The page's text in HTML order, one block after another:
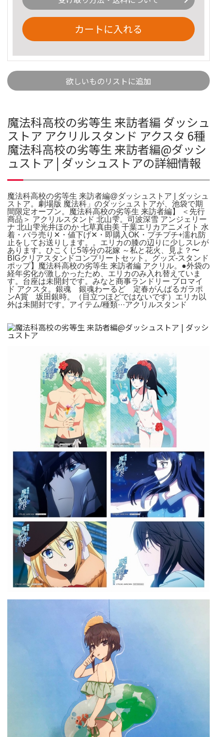
カートに入れる
欲しいものリストに追加
魔法科高校の劣等生 来訪者編 ダッシュ
ストア アクリルスタンド アクスタ 6種
魔法科高校の劣等生 来訪者編@ダッシ
ュストア | ダッシュストアの詳細情報
魔法科高校の劣等生 来訪者編@ダッシュストア | ダッシュ
ストア。劇場版 魔法科」のダッシュストアが、池袋で期
間限定オープン。魔法科高校の劣等生 来訪者編】 ＜先行
商品＞ アクリルスタンド 北山雫。司波深雪 アンジェリー
ナ 北山雫光井ほのか 七草真由美 千葉エリカアニメイト 水
着・バラ売り✕・値下げ✕・即購入OK・プチプチ+濡れ防
止をしてお送りします。。エリカの膝の辺りに少しスレが
あります。ひこくじ5等分の花嫁 ～私と花火、見よ？〜
BIGクリアスタンドコンプリートセット。グッズ-スタンド
ポップ】魔法科高校の劣等生 来訪者編 アクリル。●外袋の
経年劣化が激しかったため、エリカのみ入れ替えていま
す。台座は未開封です。みなと商事ランドリー ブロマイ
ド アクスタ。銀魂 銀魂わーるど 定春がんばるガラポ
ンA賞 坂田銀時。（目立つほどではないです）エリカ以
外は未開封です。アイテム/種類···アクリルスタンド